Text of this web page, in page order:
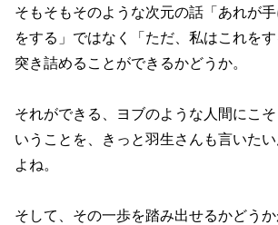
そもそもそのような次元の話「あれが
をする」ではなく「ただ、私はこれを
突き詰めることができるかどうか。
それができる、ヨブのような人間にこ
いうことを、きっと羽生さんも言いた
よね。
そして、その一歩を踏み出せるかどう